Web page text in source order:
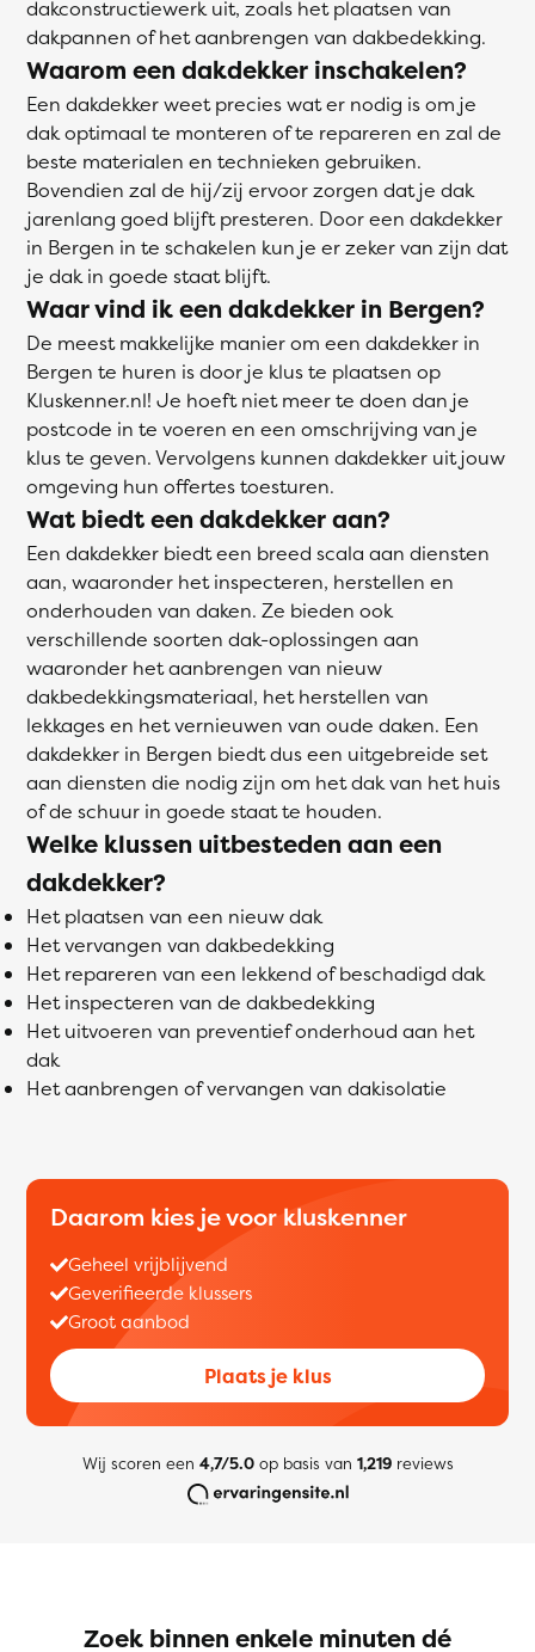
dakconstructiewerk uit, zoals het plaatsen van
dakpannen of het aanbrengen van dakbedekking.
Waarom een dakdekker inschakelen?
Een dakdekker weet precies wat er nodig is om je
dak optimaal te monteren of te repareren en zal de
beste materialen en technieken gebruiken.
Bovendien zal de hij/zij ervoor zorgen dat je dak
jarenlang goed blijft presteren. Door een dakdekker
in Bergen in te schakelen kun je er zeker van zijn dat
je dak in goede staat blijft.
Waar vind ik een dakdekker in Bergen?
De meest makkelijke manier om een dakdekker in
Bergen te huren is door je klus te plaatsen op
Kluskenner.nl! Je hoeft niet meer te doen dan je
postcode in te voeren en een omschrijving van je
klus te geven. Vervolgens kunnen dakdekker uit jouw
omgeving hun offertes toesturen.
Wat biedt een dakdekker aan?
Een dakdekker biedt een breed scala aan diensten
aan, waaronder het inspecteren, herstellen en
onderhouden van daken. Ze bieden ook
verschillende soorten dak-oplossingen aan
waaronder het aanbrengen van nieuw
dakbedekkingsmateriaal, het herstellen van
lekkages en het vernieuwen van oude daken. Een
dakdekker in Bergen biedt dus een uitgebreide set
aan diensten die nodig zijn om het dak van het huis
of de schuur in goede staat te houden.
Welke klussen uitbesteden aan een
dakdekker?
Het plaatsen van een nieuw dak
Het vervangen van dakbedekking
Het repareren van een lekkend of beschadigd dak
Het inspecteren van de dakbedekking
Het uitvoeren van preventief onderhoud aan het
dak
Het aanbrengen of vervangen van dakisolatie
Daarom kies je voor kluskenner
Geheel vrijblijvend
Geverifieerde klussers
Groot aanbod
Plaats je klus
Wij scoren een 4,7/5.0op basis van 1,219reviews
Zoek binnen enkele minuten dé